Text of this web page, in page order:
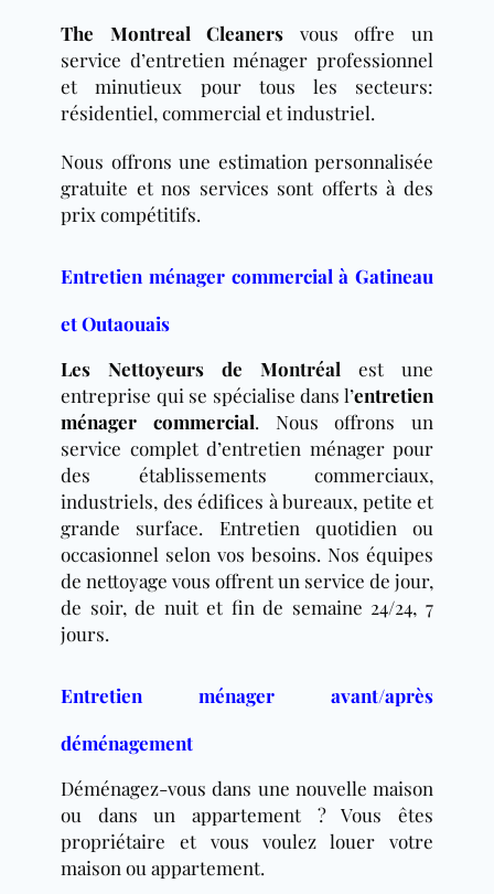
The Montreal Cleaners vous offre un
service d’entretien ménager professionnel
et minutieux pour tous les secteurs:
résidentiel, commercial et industriel.
Nous offrons une estimation personnalisée
gratuite et nos services sont offerts à des
prix compétitifs.
Entretien ménager commercial à Gatineau
et Outaouais
Les Nettoyeurs de Montréal est une
entreprise qui se spécialise dans l’entretien
ménager commercial. Nous offrons un
service complet d’entretien ménager pour
des établissements commerciaux,
industriels, des édifices à bureaux, petite et
grande surface. Entretien quotidien ou
occasionnel selon vos besoins. Nos équipes
de nettoyage vous offrent un service de jour,
de soir, de nuit et fin de semaine 24/24, 7
jours.
Entretien ménager avant/après
déménagement
Déménagez-vous dans une nouvelle maison
ou dans un appartement ? Vous êtes
propriétaire et vous voulez louer votre
maison ou appartement.